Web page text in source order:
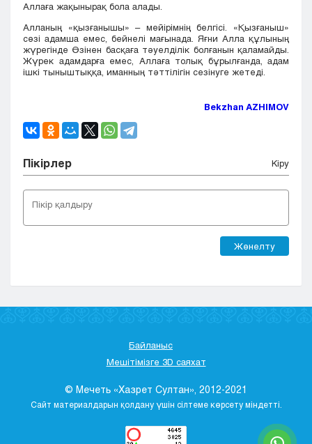
Аллаға жақынырақ бола алады.
Алланың «қызғанышы» – мейірімнің белгісі. «Қызғаныш»
сөзі адамша емес, бейнелі мағынада. Яғни Алла құлының
жүрегінде Өзінен басқаға тәуелділік болғанын қаламайды.
Жүрек адамдарға емес, Аллаға толық бұрылғанда, адам
ішкі тыныштыққа, иманның тәттілігін сезінуге жетеді.
Bekzhan AZHIMOV
Пікірлер Кіру
Жөнелту
Байланыс
Мешітімізге 3D саяхат
© Мечеть «Хазрет Султан», 2012-2021
Сайт материалдарын қолдану үшін сілтеме көрсету міндетті.